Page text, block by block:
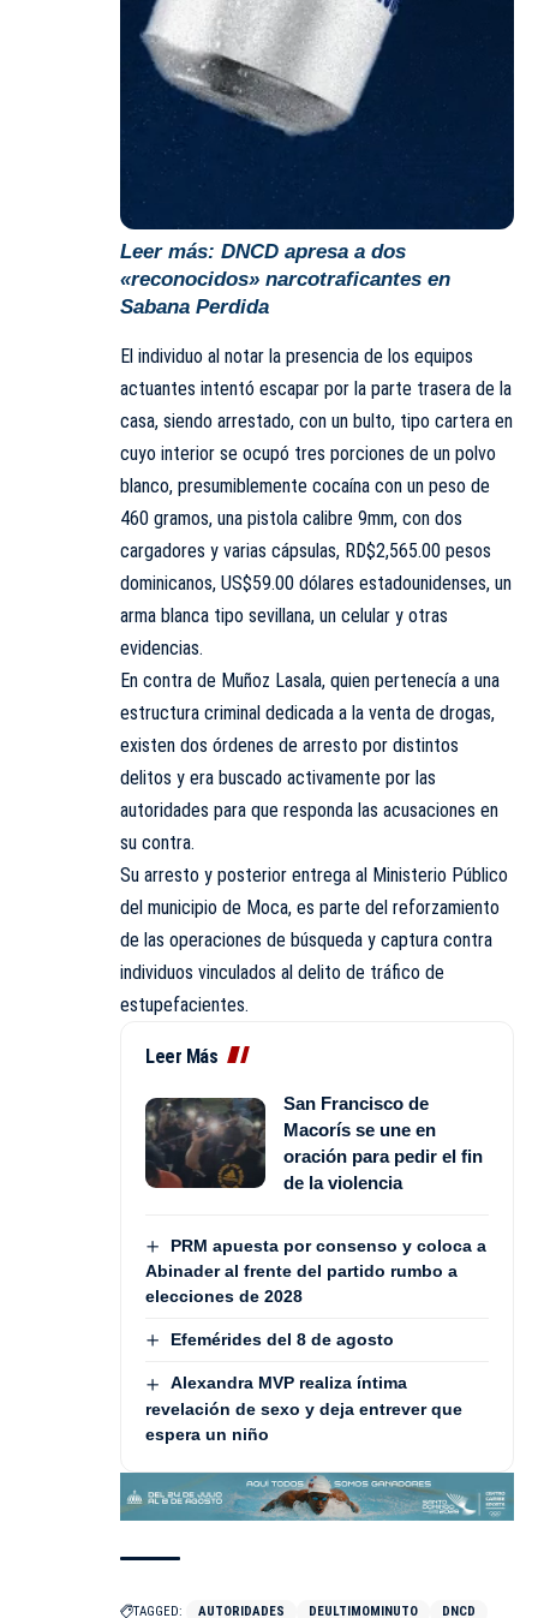
Leer más: DNCD apresa a dos
«reconocidos» narcotraficantes en
Sabana Perdida
El individuo al notar la presencia de los equipos
actuantes intentó escapar por la parte trasera de la
casa, siendo arrestado, con un bulto, tipo cartera en
cuyo interior se ocupó tres porciones de un polvo
blanco, presumiblemente cocaína con un peso de
460 gramos, una pistola calibre 9mm, con dos
cargadores y varias cápsulas, RD$2,565.00 pesos
dominicanos, US$59.00 dólares estadounidenses, un
arma blanca tipo sevillana, un celular y otras
evidencias.
En contra de Muñoz Lasala, quien pertenecía a una
estructura criminal dedicada a la venta de drogas,
existen dos órdenes de arresto por distintos
delitos y era buscado activamente por las
autoridades para que responda las acusaciones en
su contra.
Su arresto y posterior entrega al Ministerio Público
del municipio de Moca, es parte del reforzamiento
de las operaciones de búsqueda y captura contra
individuos vinculados al delito de tráfico de
estupefacientes.
Leer Más
San Francisco de
Macorís se une en
oración para pedir el fin
de la violencia
PRM apuesta por consenso y coloca a
Abinader al frente del partido rumbo a
elecciones de 2028
Efemérides del 8 de agosto
Alexandra MVP realiza íntima
revelación de sexo y deja entrever que
espera un niño
TAGGED: AUTORIDADES DEULTIMOMINUTO DNCD